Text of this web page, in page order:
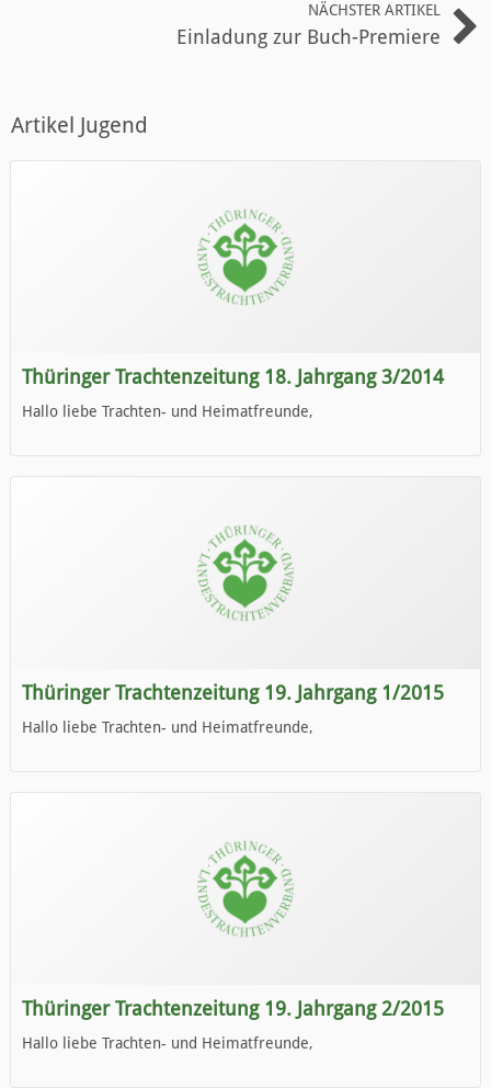
NÄCHSTER ARTIKEL
Einladung zur Buch-Premiere
Artikel Jugend
Thüringer Trachtenzeitung 18. Jahrgang 3/2014
Hallo liebe Trachten- und Heimatfreunde,
Wir wünschen Euch viel Spaß beim Lesen.
Thüringer Trachtenzeitung 19. Jahrgang 1/2015
Hallo liebe Trachten- und Heimatfreunde,
Wir wünschen Euch viel Spaß beim Lesen.
Thüringer Trachtenzeitung 19. Jahrgang 2/2015
Hallo liebe Trachten- und Heimatfreunde,